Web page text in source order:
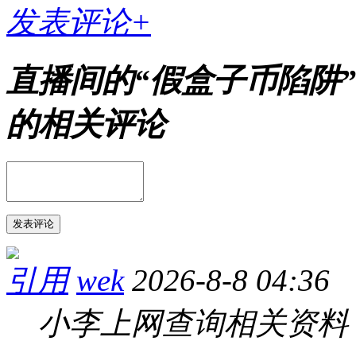
发表评论+
直播间的“假盒子币陷阱
的相关评论
发表评论
引用 wek 2026-8-8 04:36
小李上网查询相关资